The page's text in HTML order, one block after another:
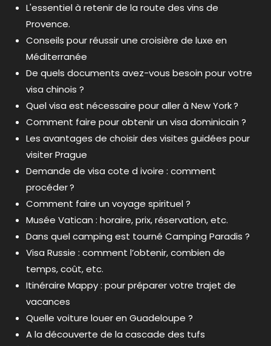
L'essentiel à retenir de la route des vins de
Provence.
Conseils pour réussir une croisière de luxe en
Méditerranée
De quels documents avez-vous besoin pour votre
visa chinois ?
Quel visa est nécessaire pour aller à New York ?
Comment faire pour obtenir un visa dominicain ?
Les avantages de choisir des visites guidées pour
visiter Prague
Demande de visa cote d ivoire : comment
procéder ?
Comment faire un voyage spirituel ?
Musée Vatican : horaire, prix, réservation, etc.
Dans quel camping est tourné Camping Paradis ?
Visa Russie : comment l’obtenir, combien de
temps, coût, etc.
Itinéraire Mappy : pour préparer votre trajet de
vacances
Quelle voiture louer en Guadeloupe ?
A la découverte de la cascade des tufs